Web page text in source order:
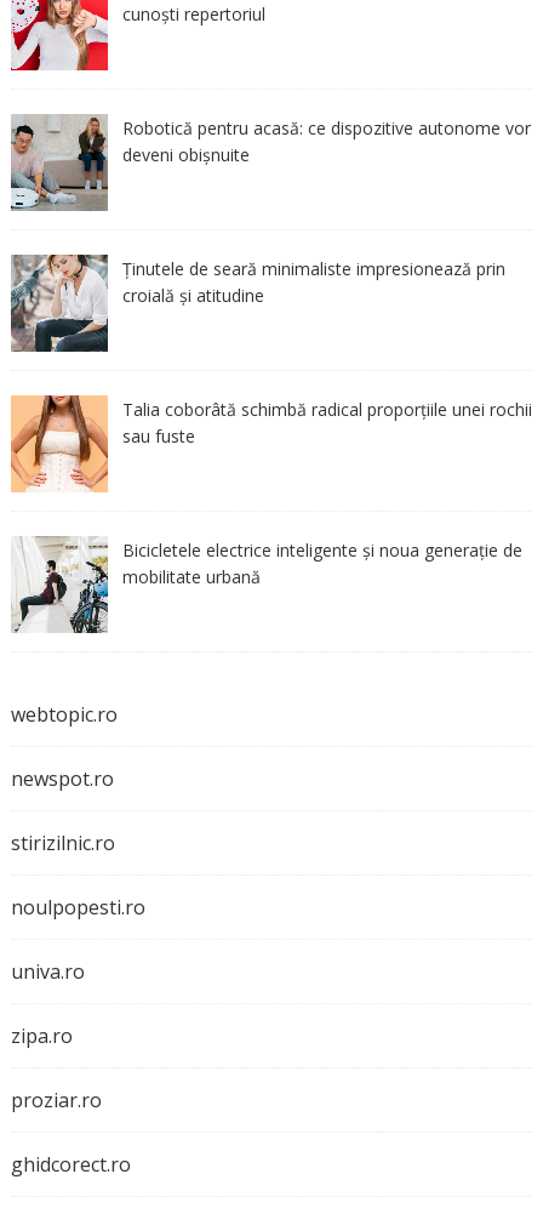
cunoști repertoriul
Robotică pentru acasă: ce dispozitive autonome vor
deveni obișnuite
Ținutele de seară minimaliste impresionează prin
croială și atitudine
Talia coborâtă schimbă radical proporțiile unei rochii
sau fuste
Bicicletele electrice inteligente și noua generație de
mobilitate urbană
webtopic.ro
newspot.ro
stirizilnic.ro
noulpopesti.ro
univa.ro
zipa.ro
proziar.ro
ghidcorect.ro